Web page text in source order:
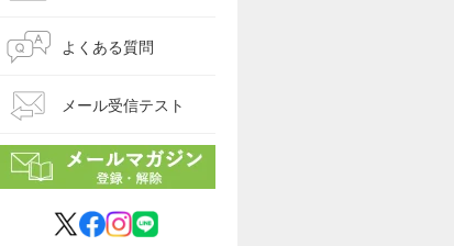
よくある質問
メール受信テスト